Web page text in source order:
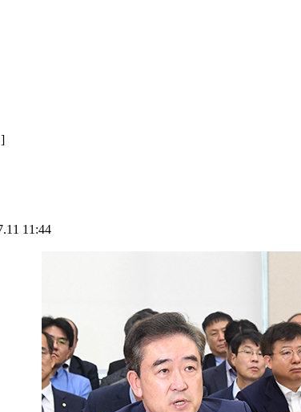
11:44